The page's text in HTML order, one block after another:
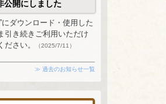
公開にしました
にダウンロード・使用した
引き続きご利用いただけ
ださい。
（2025/7/11）
≫ 過去のお知らせ一覧